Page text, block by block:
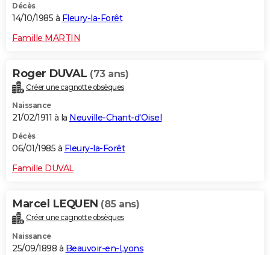
Décès
14/10/1985 à Fleury-la-Forêt
Famille MARTIN
Roger DUVAL (73 ans)
Créer une cagnotte obsèques
Naissance
21/02/1911 à la Neuville-Chant-d'Oisel
Décès
06/01/1985 à Fleury-la-Forêt
Famille DUVAL
Marcel LEQUEN (85 ans)
Créer une cagnotte obsèques
Naissance
25/09/1898 à Beauvoir-en-Lyons